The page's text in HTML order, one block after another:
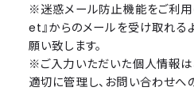
※迷惑メール防止機能をご利
et』からのメールを受け取れる
願い致します。
※ご入力いただいた個人情報は
適切に管理し、お問い合わせ